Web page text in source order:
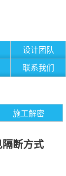
设计团队
联系我们
施工解密
断方式